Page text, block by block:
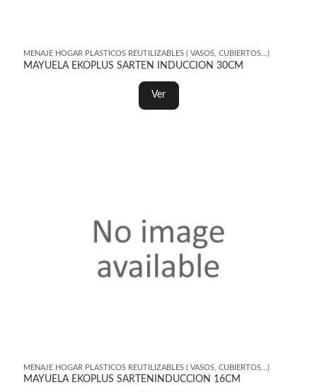
MENAJE HOGAR PLASTICOS REUTILIZABLES ( VASOS, CUBIERTOS...)
MAYUELA EKOPLUS SARTEN INDUCCION 30CM
Ver
MENAJE HOGAR PLASTICOS REUTILIZABLES ( VASOS, CUBIERTOS...)
MAYUELA EKOPLUS SARTENINDUCCION 16CM